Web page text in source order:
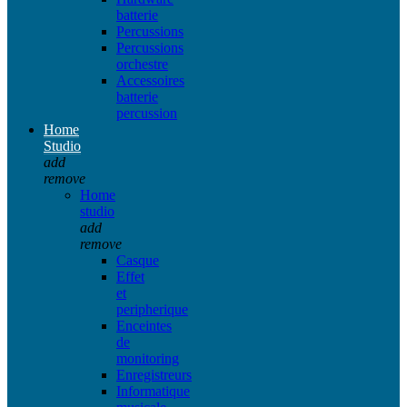
batterie
Percussions
Percussions
orchestre
Accessoires
batterie
percussion
Home
Studio
add
remove
Home
studio
add
remove
Casque
Effet
et
peripherique
Enceintes
de
monitoring
Enregistreurs
Informatique